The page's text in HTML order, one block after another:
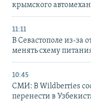
крымского
11:11
В Севастополе из-за
менять схему
10:45
СМИ: В Wildberries
перенести в